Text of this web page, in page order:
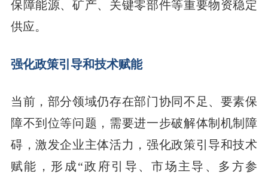
保障能源、矿产、关键零部件等重要物资稳定
供应。
强化政策引导和技术赋能
当前，部分领域仍存在部门协同不足、要素保
障不到位等问题，需要进一步破解体制机制障
碍，激发企业主体活力，强化政策引导和技术
赋能，形成“政府引导、市场主导、多方参